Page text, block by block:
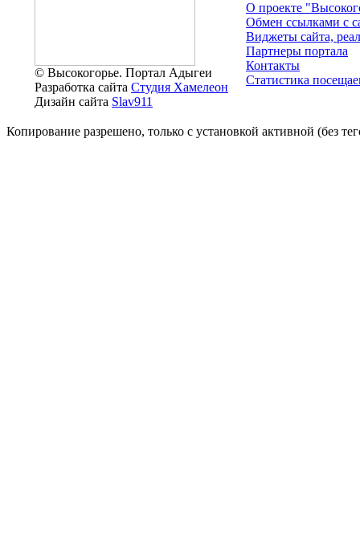
© Высокогорье. Портал Адыгеи
Разработка сайта Студия Хамелеон
Дизайн сайта Slav911
О проекте
Обмен ссылками c
Виджеты сайта,
Партнеры портала
Контакты
Статистика
Копирование разрешено, только с установкой активной (без